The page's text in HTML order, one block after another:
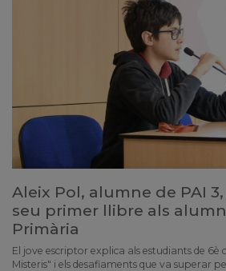
Aleix Pol, alumne de PAI
seu primer llibre als
Primària
El jove escriptor explica als estudiants de 6è
Misteris" i els desafiaments que va superar